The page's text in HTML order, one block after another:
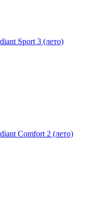
Sport 3 (лето)
Comfort 2 (лето)